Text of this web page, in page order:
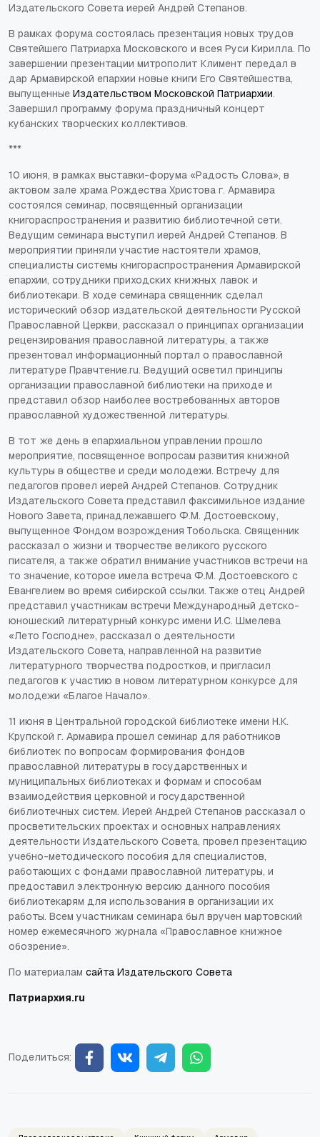
Издательского Совета иерей Андрей Степанов.
В рамках форума состоялась презентация новых трудов
Святейшего Патриарха Московского и всея Руси Кирилла. По
завершении презентации митрополит Климент передал в
дар Армавирской епархии новые книги Его Святейшества,
выпущенные Издательством Московской Патриархии.
Завершил программу форума праздничный концерт
кубанских творческих коллективов.
***
10 июня, в рамках выставки-форума «Радость Слова», в
актовом зале храма Рождества Христова г. Армавира
состоялся семинар, посвященный организации
книгораспространения и развитию библиотечной сети.
Ведущим семинара выступил иерей Андрей Степанов. В
мероприятии приняли участие настоятели храмов,
специалисты системы книгораспространения Армавирской
епархии, сотрудники приходских книжных лавок и
библиотекари. В ходе семинара священник сделал
исторический обзор издательской деятельности Русской
Православной Церкви, рассказал о принципах организации
рецензирования православной литературы, а также
презентовал информационный портал о православной
литературе Правчтение.ru. Ведущий осветил принципы
организации православной библиотеки на приходе и
представил обзор наиболее востребованных авторов
православной художественной литературы.
В тот же день в епархиальном управлении прошло
мероприятие, посвященное вопросам развития книжной
культуры в обществе и среди молодежи. Встречу для
педагогов провел иерей Андрей Степанов. Сотрудник
Издательского Совета представил факсимильное издание
Нового Завета, принадлежавшего Ф.М. Достоевскому,
выпущенное Фондом возрождения Тобольска. Священник
рассказал о жизни и творчестве великого русского
писателя, а также обратил внимание участников встречи на
то значение, которое имела встреча Ф.М. Достоевского с
Евангелием во время сибирской ссылки. Также отец Андрей
представил участникам встречи Международный детско-
юношеский литературный конкурс имени И.С. Шмелева
«Лето Господне», рассказал о деятельности
Издательского Совета, направленной на развитие
литературного творчества подростков, и пригласил
педагогов к участию в новом литературном конкурсе для
молодежи «Благое Начало».
11 июня в Центральной городской библиотеке имени Н.К.
Крупской г. Армавира прошел семинар для работников
библиотек по вопросам формирования фондов
православной литературы в государственных и
муниципальных библиотеках и формам и способам
взаимодействия церковной и государственной
библиотечных систем. Иерей Андрей Степанов рассказал о
просветительских проектах и основных направлениях
деятельности Издательского Совета, провел презентацию
учебно-методического пособия для специалистов,
работающих с фондами православной литературы, и
предоставил электронную версию данного пособия
библиотекарям для использования в организации их
работы. Всем участникам семинара был вручен мартовский
номер ежемесячного журнала «Православное книжное
обозрение».
По материалам сайта Издательского Совета
Патриархия.ru
Поделиться: